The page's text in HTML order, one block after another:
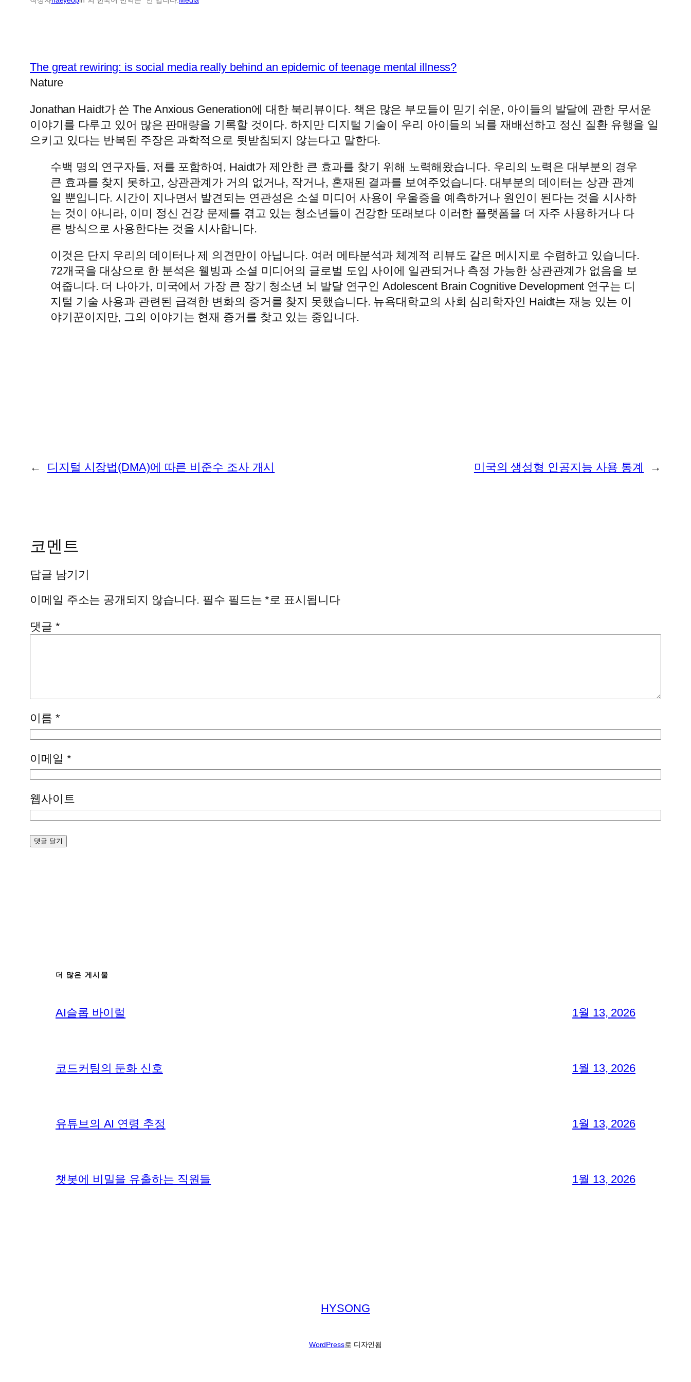
The great rewiring: is social media really behind an epidemic of teenage mental illness?
Nature
Jonathan Haidt가 쓴 The Anxious Generation에 대한 북리뷰이다. 책은 많은 부모들이 믿기 쉬운, 아이들의 발달에 관한 무서운
이야기를 다루고 있어 많은 판매량을 기록할 것이다. 하지만 디지털 기술이 우리 아이들의 뇌를 재배선하고 정신 질환 유행을 일
으키고 있다는 반복된 주장은 과학적으로 뒷받침되지 않는다고 말한다.
수백 명의 연구자들, 저를 포함하여, Haidt가 제안한 큰 효과를 찾기 위해 노력해왔습니다. 우리의 노력은 대부분의 경우
큰 효과를 찾지 못하고, 상관관계가 거의 없거나, 작거나, 혼재된 결과를 보여주었습니다. 대부분의 데이터는 상관 관계
일 뿐입니다. 시간이 지나면서 발견되는 연관성은 소셜 미디어 사용이 우울증을 예측하거나 원인이 된다는 것을 시사하
는 것이 아니라, 이미 정신 건강 문제를 겪고 있는 청소년들이 건강한 또래보다 이러한 플랫폼을 더 자주 사용하거나 다
른 방식으로 사용한다는 것을 시사합니다.
이것은 단지 우리의 데이터나 제 의견만이 아닙니다. 여러 메타분석과 체계적 리뷰도 같은 메시지로 수렴하고 있습니다.
72개국을 대상으로 한 분석은 웰빙과 소셜 미디어의 글로벌 도입 사이에 일관되거나 측정 가능한 상관관계가 없음을 보
여줍니다. 더 나아가, 미국에서 가장 큰 장기 청소년 뇌 발달 연구인 Adolescent Brain Cognitive Development 연구는 디
지털 기술 사용과 관련된 급격한 변화의 증거를 찾지 못했습니다. 뉴욕대학교의 사회 심리학자인 Haidt는 재능 있는 이
야기꾼이지만, 그의 이야기는 현재 증거를 찾고 있는 중입니다.
← 디지털 시장법(DMA)에 따른 비준수 조사 개시 미국의 생성형 인공지능 사용 통계 →
코멘트
답글 남기기
이메일 주소는 공개되지 않습니다. 필수 필드는*로 표시됩니다
댓글 *
이름 *
이메일 *
웹사이트
더 많은 게시물
AI슬롭 바이럴 1월 13, 2026
코드커팅의 둔화 신호 1월 13, 2026
유튜브의 AI 연령 추정 1월 13, 2026
챗봇에 비밀을 유출하는 직원들 1월 13, 2026
HYSONG
WordPress로 디자인됨